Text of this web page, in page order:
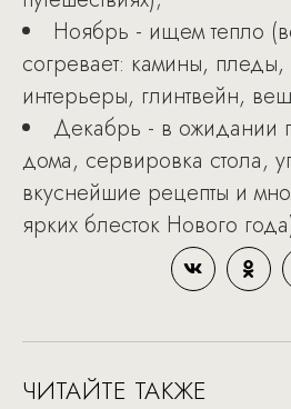
Ноябрь - ищем тепло
согревает: камины,
интерьеры, глинтвейн,
Декабрь - в ожидании
дома, сервировка стола,
вкуснейшие рецепты и
ярких блесток Нового
ЧИТАЙТЕ ТАКЖЕ